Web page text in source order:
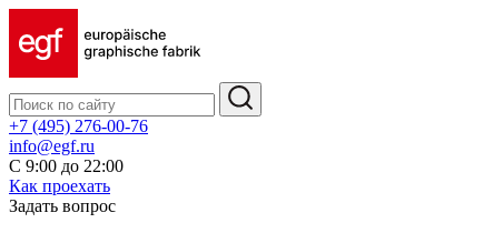
+7 (495) 276-00-76
info@egf.ru
С 9:00 до 22:00
Как проехать
Задать вопрос